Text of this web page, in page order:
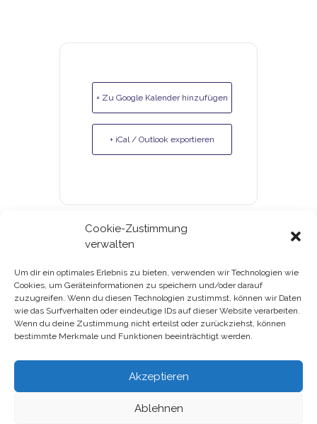
Cookie-Zustimmung
verwalten
Um dir ein optimales Erlebnis zu bieten, verwenden wir Technologien wie
Cookies, um Geräteinformationen zu speichern und/oder darauf
zuzugreifen. Wenn du diesen Technologien zustimmst, können wir Daten
wie das Surfverhalten oder eindeutige IDs auf dieser Website verarbeiten.
Wenn du deine Zustimmung nicht erteilst oder zurückziehst, können
bestimmte Merkmale und Funktionen beeinträchtigt werden.
Akzeptieren
Ablehnen
+ Zu Google Kalender hinzufügen
+ iCal / Outlook exportieren
Gutscheine & Kundenkarte
Datenschutz